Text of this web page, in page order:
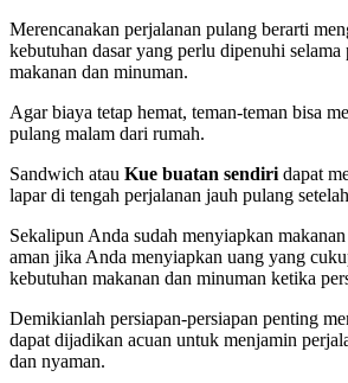
Merencanakan perjalanan pulang berarti
kebutuhan dasar yang perlu dipenuhi selama
makanan dan minuman.
Agar biaya tetap hemat, teman-teman bisa
pulang malam dari rumah.
Sandwich atau Kue buatan sendiri dapat
lapar di tengah perjalanan jauh pulang
Sekalipun Anda sudah menyiapkan
aman jika Anda menyiapkan uang yang
kebutuhan makanan dan minuman ketika
Demikianlah persiapan-persiapan penting
dapat dijadikan acuan untuk menjamin
dan nyaman.